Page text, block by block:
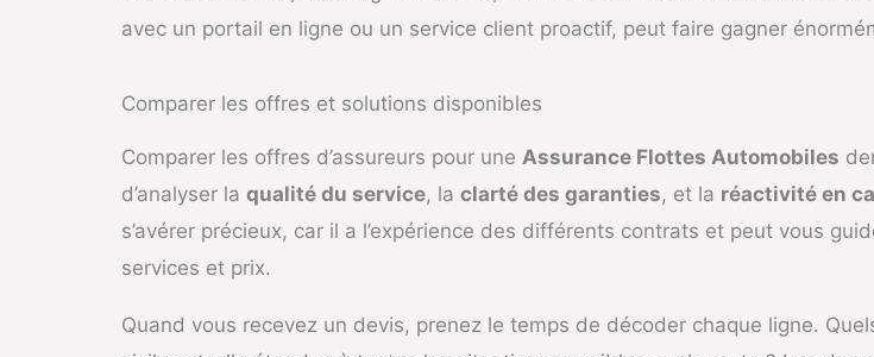
avec un portail en ligne ou un service client proactif, peut faire gagner
Comparer les offres et solutions disponibles
Comparer les offres d’assureurs pour une Assurance Flottes Automobiles
d’analyser la qualité du service, la clarté des garanties, et la réactivité en
s’avérer précieux, car il a l’expérience des différents contrats et peut vous
services et prix.
Quand vous recevez un devis, prenez le temps de décoder chaque ligne.